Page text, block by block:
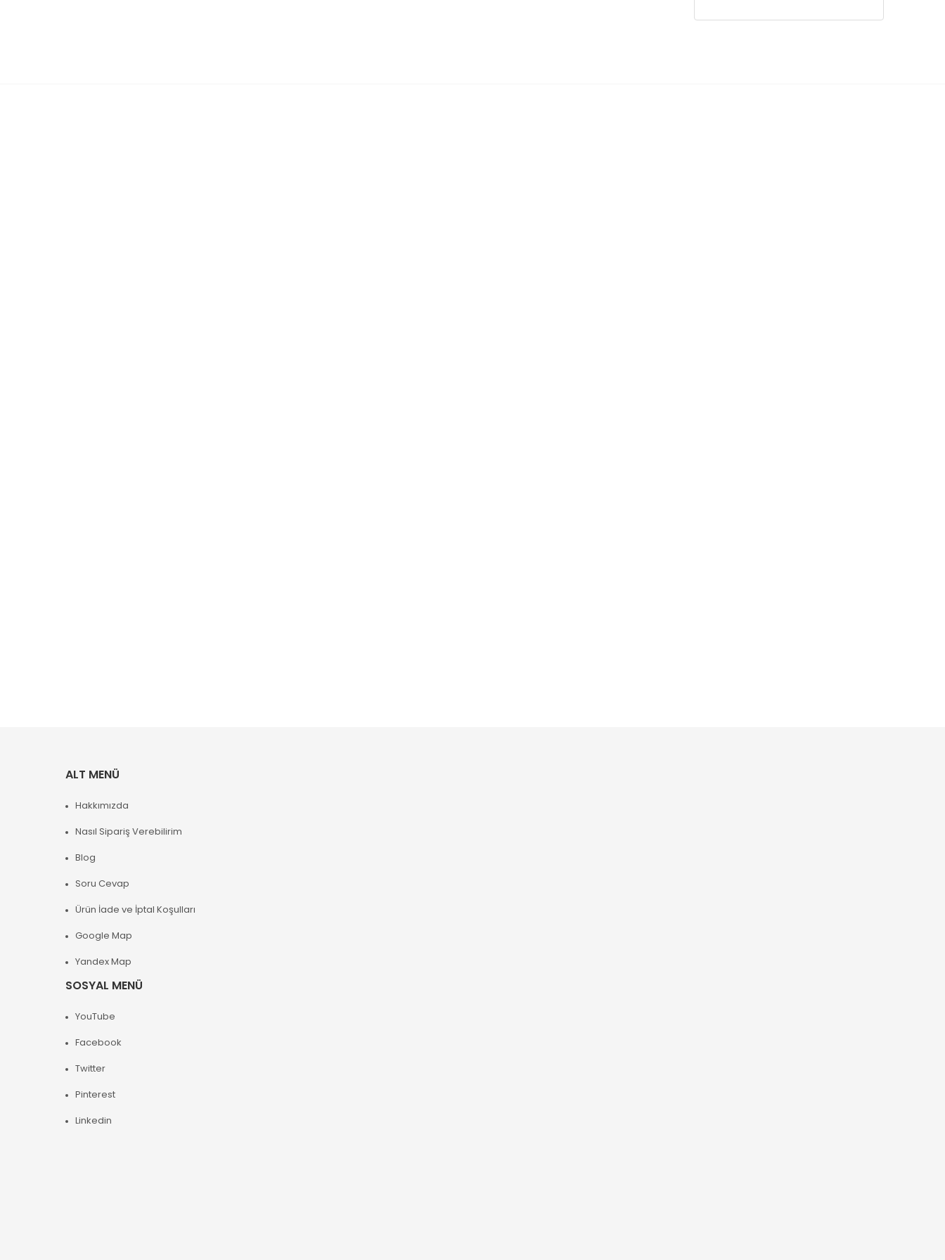
ALT MENÜ
Hakkımızda
Nasıl Sipariş Verebilirim
Blog
Soru Cevap
Ürün İade ve İptal Koşulları
Google Map
Yandex Map
SOSYAL MENÜ
YouTube
Facebook
Twitter
Pinterest
Linkedin